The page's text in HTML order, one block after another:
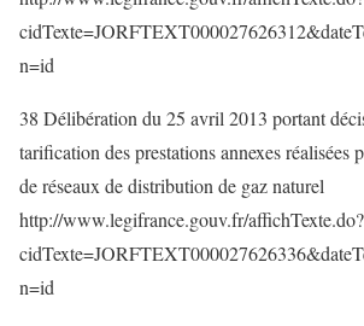
n=id
38 Délibération du 25 avril 2013 portant
tarification des prestations annexes réalisées
de réseaux de distribution de gaz naturel
http://www.legifrance.gouv.fr/affichTexte.do?
n=id